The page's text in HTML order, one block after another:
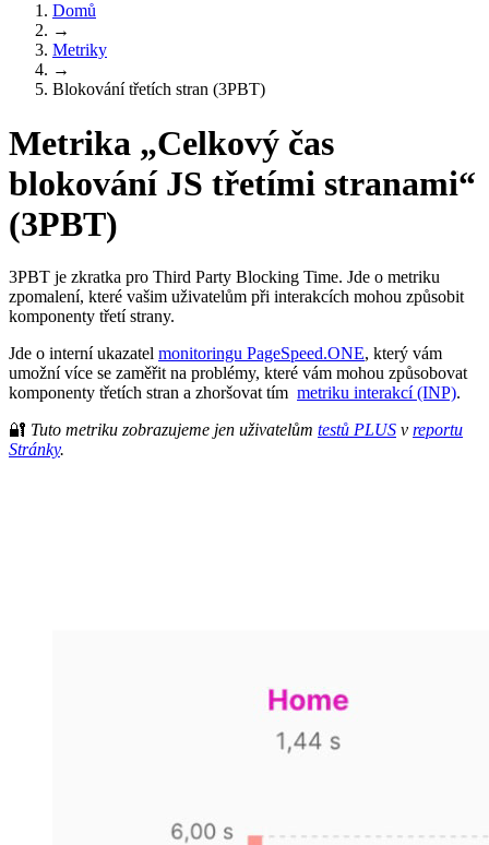
Domů
→
Metriky
→
Blokování třetích stran (3PBT)
Metrika „Celkový čas
blokování JS třetími stranami“
(3PBT)
3PBT je zkratka pro Third Party Blocking Time. Jde o metriku
zpomalení, které vašim uživatelům při interakcích mohou způsobit
komponenty třetí strany.
Jde o interní ukazatel monitoringu PageSpeed.ONE, který vám
umožní více se zaměřit na problémy, které vám mohou způsobovat
komponenty třetích stran a zhoršovat tím metriku interakcí (INP).
🔐 Tuto metriku zobrazujeme jen uživatelům testů PLUS v reportu
Stránky.